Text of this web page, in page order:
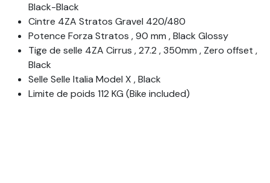
Black-Black
Cintre 4ZA Stratos Gravel 420/480
Potence Forza Stratos , 90 mm , Black Glossy
Tige de selle 4ZA Cirrus , 27.2 , 350mm , Zero offset ,
Black
Selle Selle Italia Model X , Black
Limite de poids 112 KG (Bike included)